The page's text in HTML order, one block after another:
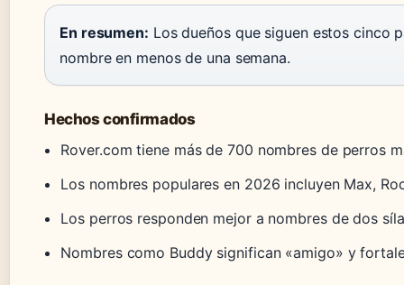
En resumen: Los dueños que siguen estos cinco
nombre en menos de una semana.
Hechos confirmados
Rover.com tiene más de 700 nombres de perros
Los nombres populares en 2026 incluyen Max,
Los perros responden mejor a nombres de dos
Nombres como Buddy significan «amigo» y